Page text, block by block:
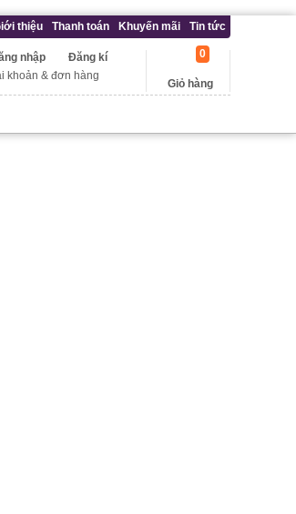
thiệu Thanh toán Khuyến mãi Tin tức
Đăng kí
nhập
khoản & đơn hàng
Giỏ hàng
0